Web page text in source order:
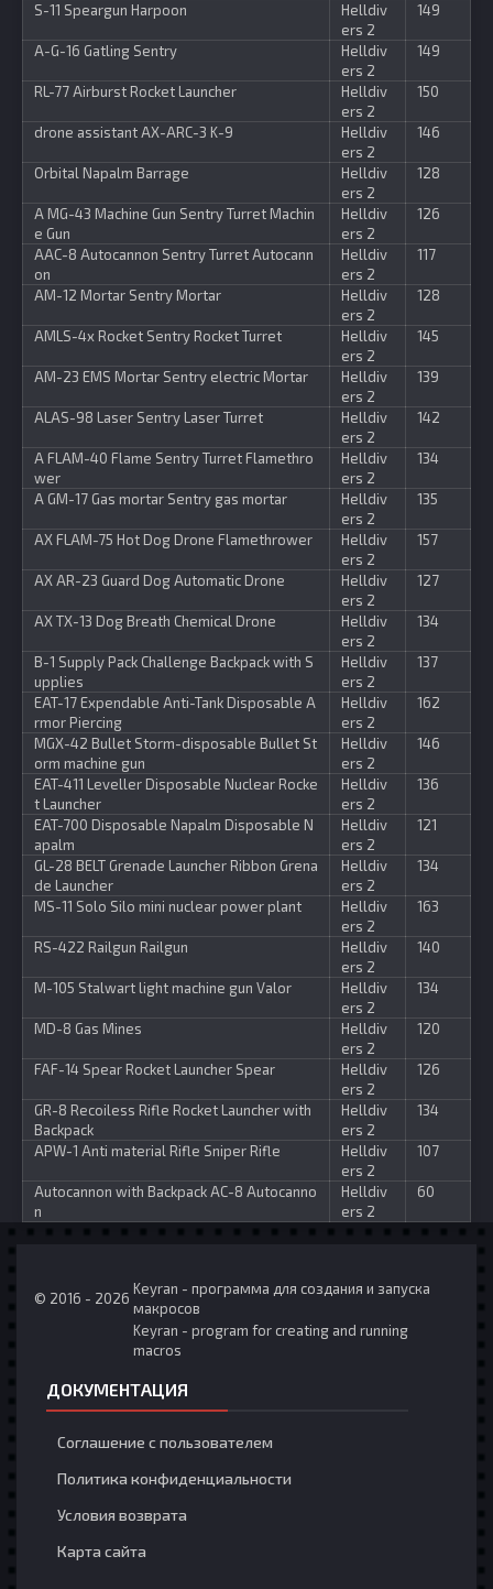
S-11 Speargun Harpoon
Helldiv
ers 2
149
A-G-16 Gatling Sentry
Helldiv
ers 2
149
RL-77 Airburst Rocket Launcher
Helldiv
ers 2
150
drone assistant AX-ARC-3 K-9
Helldiv
ers 2
146
Orbital Napalm Barrage
Helldiv
ers 2
128
A MG-43 Machine Gun Sentry Turret Machin
e Gun
Helldiv
ers 2
126
AAC-8 Autocannon Sentry Turret Autocann
on
Helldiv
ers 2
117
AM-12 Mortar Sentry Mortar
Helldiv
ers 2
128
AMLS-4x Rocket Sentry Rocket Turret
Helldiv
ers 2
145
AM-23 EMS Mortar Sentry electric Mortar
Helldiv
ers 2
139
ALAS-98 Laser Sentry Laser Turret
Helldiv
ers 2
142
A FLAM-40 Flame Sentry Turret Flamethro
wer
Helldiv
ers 2
134
A GM-17 Gas mortar Sentry gas mortar
Helldiv
ers 2
135
AX FLAM-75 Hot Dog Drone Flamethrower
Helldiv
ers 2
157
AX AR-23 Guard Dog Automatic Drone
Helldiv
ers 2
127
AX TX-13 Dog Breath Chemical Drone
Helldiv
ers 2
134
B-1 Supply Pack Challenge Backpack with S
upplies
Helldiv
ers 2
137
EAT-17 Expendable Anti-Tank Disposable A
rmor Piercing
Helldiv
ers 2
162
MGX-42 Bullet Storm-disposable Bullet St
orm machine gun
Helldiv
ers 2
146
EAT-411 Leveller Disposable Nuclear Rocke
t Launcher
Helldiv
ers 2
136
EAT-700 Disposable Napalm Disposable N
apalm
Helldiv
ers 2
121
GL-28 BELT Grenade Launcher Ribbon Grena
de Launcher
Helldiv
ers 2
134
MS-11 Solo Silo mini nuclear power plant
Helldiv
ers 2
163
RS-422 Railgun Railgun
Helldiv
ers 2
140
M-105 Stalwart light machine gun Valor
Helldiv
ers 2
134
MD-8 Gas Mines
Helldiv
ers 2
120
FAF-14 Spear Rocket Launcher Spear
Helldiv
ers 2
126
GR-8 Recoiless Rifle Rocket Launcher with
Backpack
Helldiv
ers 2
134
APW-1 Anti material Rifle Sniper Rifle
Helldiv
ers 2
107
Autocannon with Backpack AC-8 Autocanno
n
Helldiv
ers 2
60
© 2016 - 2026
Keyran - программа для создания и запуска
макросов
Keyran - program for creating and running
macros
ДОКУМЕНТАЦИЯ
Соглашение с пользователем
Политика конфиденциальности
Условия возврата
Карта сайта